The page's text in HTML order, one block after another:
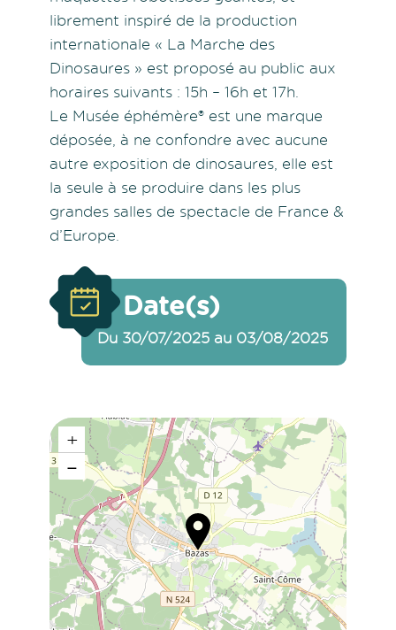
librement inspiré de la production
internationale « La Marche des
Dinosaures » est proposé au public aux
horaires suivants : 15h – 16h et 17h.
Le Musée éphémère® est une marque
déposée, à ne confondre avec aucune
autre exposition de dinosaures, elle est
la seule à se produire dans les plus
grandes salles de spectacle de France &
d’Europe.
Date(s)
Du 30/07/2025 au 03/08/2025
+
−